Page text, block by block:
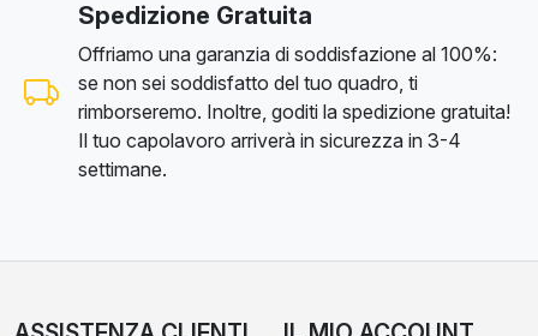
Spedizione Gratuita
Offriamo una garanzia di soddisfazione al 100%:
se non sei soddisfatto del tuo quadro, ti
rimborseremo. Inoltre, goditi la spedizione gratuita!
Il tuo capolavoro arriverà in sicurezza in 3-4
settimane.